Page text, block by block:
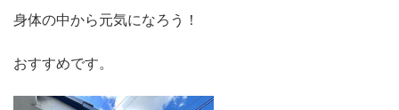
身体の中から元気になろう！
おすすめです。